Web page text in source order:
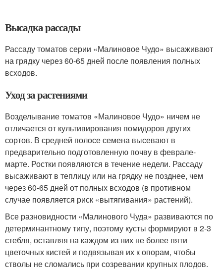
Высадка рассады
Рассаду томатов серии «Малиновое Чудо» высаживают
на грядку через 60-65 дней после появления полных
всходов.
Уход за растениями
Возделывание томатов «Малиновое Чудо» ничем не
отличается от культивирования помидоров других
сортов. В средней полосе семена высевают в
предварительно подготовленную почву в феврале-
марте. Ростки появляются в течение недели. Рассаду
высаживают в теплицу или на грядку не позднее, чем
через 60-65 дней от полных всходов (в противном
случае появляется риск «вытягивания» растений).
Все разновидности «Малинового Чуда» развиваются по
детерминантному типу, поэтому кусты формируют в 2-3
стебля, оставляя на каждом из них не более пяти
цветочных кистей и подвязывая их к опорам, чтобы
стволы не сломались при созревании крупных плодов.